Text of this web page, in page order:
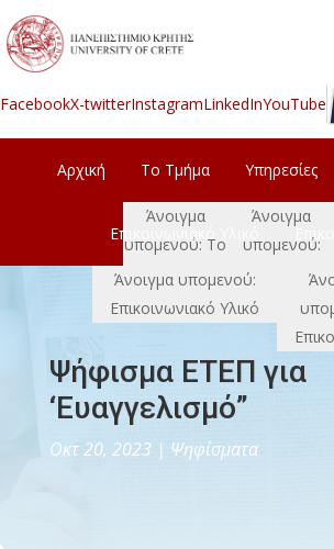
FacebookX-twitterInstagramLinkedInYouTube
Αρχική Το Τμήμα
Άνοιγμα
υπομενού: Το
Τμήμα
Υπηρεσίες
Άνοιγμα
υπομενού:
Υπηρεσίες
Επικοινωνιακό Υλικό
Άνοιγμα υπομενού:
Επικοινωνιακό Υλικό
Ψήφισμα ΕΤΕΠ για
‘Ευαγγελισμό”
Οκτ 20, 2023 | Ψηφίσματα